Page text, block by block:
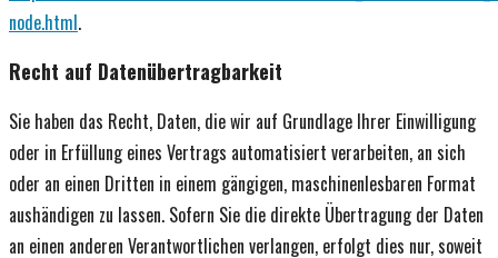
node.html.
Recht auf Datenübertragbarkeit
Sie haben das Recht, Daten, die wir auf Grundlage Ihrer Einwilligung
oder in Erfüllung eines Vertrags automatisiert verarbeiten, an sich
oder an einen Dritten in einem gängigen, maschinenlesbaren Format
aushändigen zu lassen. Sofern Sie die direkte Übertragung der Daten
an einen anderen Verantwortlichen verlangen, erfolgt dies nur, soweit